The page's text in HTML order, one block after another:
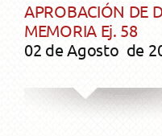
Resoluciones /
Nosotros
TU CAJA
AFILIADOS
APROBACIÓN DE
MEMORIA Ej. 58
02 de Agosto de